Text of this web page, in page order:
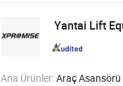
Yantai Lift
Ana Ürünler:Araç Asansörü , Tekerlek Hizalayıcı , Lastik